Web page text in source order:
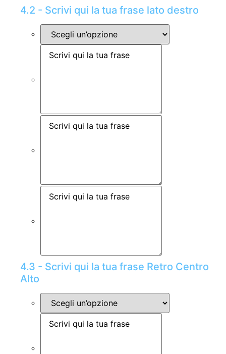
4.2 - Scrivi qui la tua frase lato destro
4.3 - Scrivi qui la tua frase Retro Centro
Alto